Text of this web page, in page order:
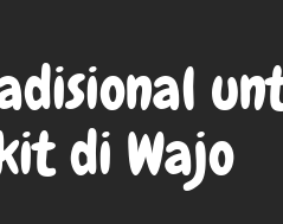
di Wajo